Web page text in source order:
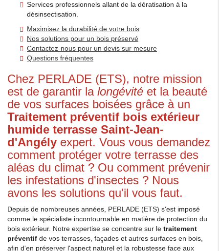
Services professionnels allant de la dératisation à la
désinsectisation.
Maximisez la durabilité de votre bois
Nos solutions pour un bois préservé
Contactez-nous pour un devis sur mesure
Questions fréquentes
Chez PERLADE (ETS), notre mission
est de garantir la longévité et la beauté
de vos surfaces boisées grâce à un
Traitement préventif bois extérieur
humide terrasse Saint-Jean-
d'Angély expert. Vous vous demandez
comment protéger votre terrasse des
aléas du climat ? Ou comment prévenir
les infestations d'insectes ? Nous
avons les solutions qu'il vous faut.
Depuis de nombreuses années, PERLADE (ETS) s'est imposé
comme le spécialiste incontournable en matière de protection du
bois extérieur. Notre expertise se concentre sur le traitement
préventif de vos terrasses, façades et autres surfaces en bois,
afin d'en préserver l'aspect naturel et la robustesse face aux